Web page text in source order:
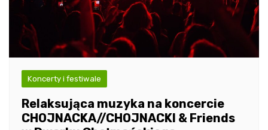
Koncerty i festiwale
Relaksująca muzyka na koncercie
CHOJNACKA//CHOJNACKI & Friends